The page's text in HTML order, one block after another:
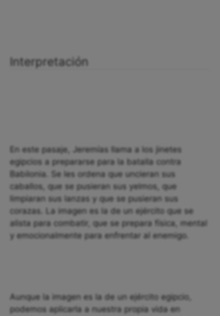
Interpretación
En este pasaje, Jeremías llama a los jinetes
egipcios a prepararse para la batalla contra
Babilonia. Se les ordena que uncieran sus
caballos, que se pusieran sus yelmos, que
limpiaran sus lanzas y que se pusieran sus
corazas. La imagen es la de un ejército que se
alista para combatir, que se prepara física, mental
y emocionalmente para enfrentar al enemigo.
Aunque la imagen es la de un ejército egipcio,
podemos aplicarla a nuestra propia vida en